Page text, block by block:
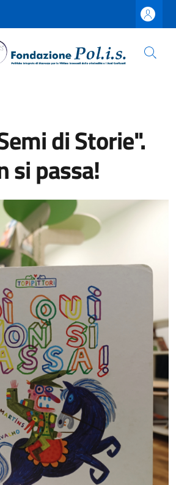
di Storie".
si passa!